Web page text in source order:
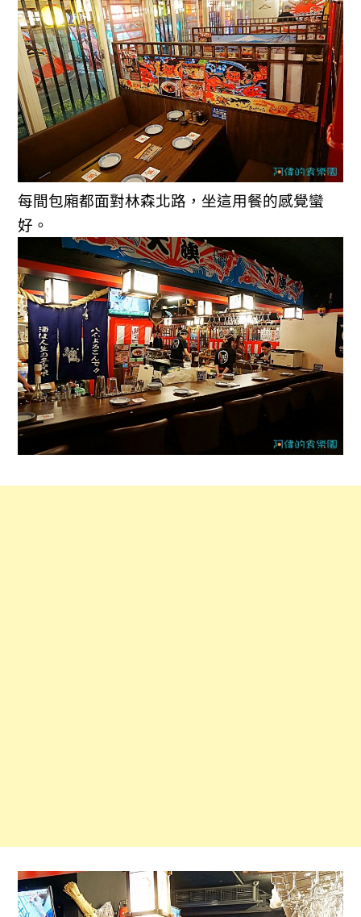
每間包廂都面對林森北路，坐這用餐的感覺蠻
好。